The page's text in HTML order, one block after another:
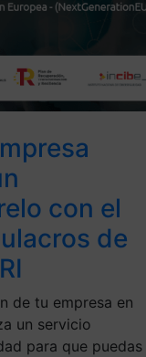
con el
de
de tu empresa en
un servicio
para que puedas